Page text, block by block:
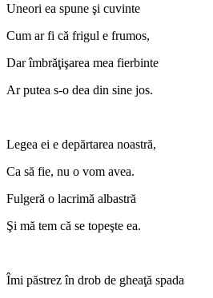
Uneori ea spune şi cuvinte
Cum ar fi că frigul e frumos,
Dar îmbrăţişarea mea fierbinte
Ar putea s-o dea din sine jos.
Legea ei e depărtarea noastră,
Ca să fie, nu o vom avea.
Fulgeră o lacrimă albastră
Şi mă tem că se topeşte ea.
Îmi păstrez în drob de gheaţă spada